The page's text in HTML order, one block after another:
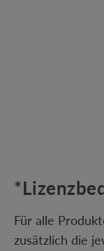
Für alle
zusätzlich die